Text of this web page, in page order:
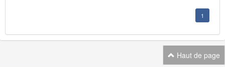
1
Haut de page